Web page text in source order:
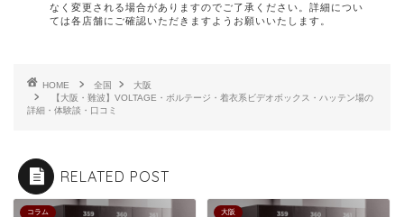
なく変更される場合がありますのでご了承ください。詳細につい
ては各店舗にご確認いただきますようお願いいたします。
HOME 全国
大阪
【大阪・難波】VOLTAGE・ボルテージ・着衣系ビデオボックス・ハッテン場の
詳細・体験談・口コミ
RELATED POST
コラム 大阪